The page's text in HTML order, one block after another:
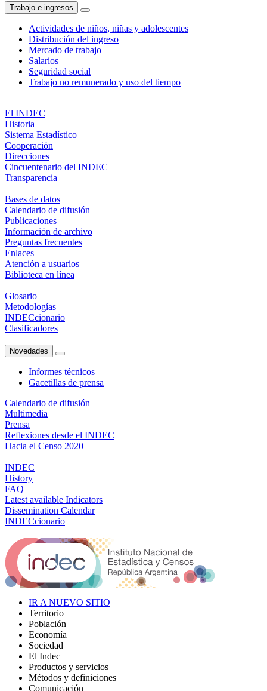
Trabajo e ingresos
Actividades de niños, niñas y adolescentes
Distribución del ingreso
Mercado de trabajo
Salarios
Seguridad social
Trabajo no remunerado y uso del tiempo
El INDEC
Historia
Sistema Estadístico
Cooperación
Direcciones
Cincuentenario del INDEC
Transparencia
Bases de datos
Calendario de difusión
Publicaciones
Información de archivo
Preguntas frecuentes
Enlaces
Atención a usuarios
Biblioteca en línea
Glosario
Metodologías
INDECcionario
Clasificadores
Novedades
Informes técnicos
Gacetillas de prensa
Calendario de difusión
Multimedia
Prensa
Reflexiones desde el INDEC
Hacia el Censo 2020
INDEC
History
FAQ
Latest available Indicators
Dissemination Calendar
INDECcionario
IR A NUEVO SITIO
Territorio
Población
Economía
Sociedad
El Indec
Productos y servicios
Métodos y definiciones
Comunicación